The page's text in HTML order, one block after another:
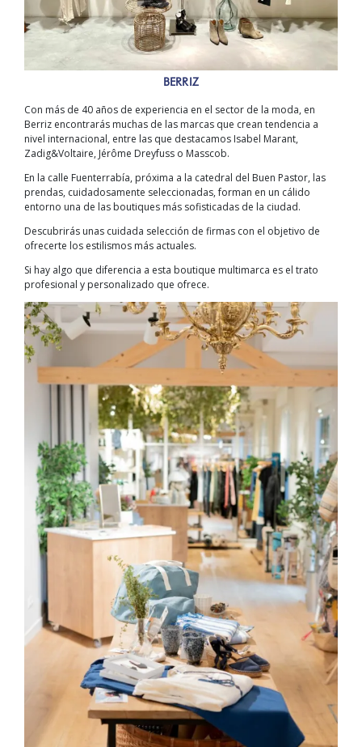
BERRIZ
Con más de 40 años de experiencia en el sector de la moda, en
Berriz encontrarás muchas de las marcas que crean tendencia a
nivel internacional, entre las que destacamos Isabel Marant,
Zadig&Voltaire, Jérôme Dreyfuss o Masscob.
En la calle Fuenterrabía, próxima a la catedral del Buen Pastor, las
prendas, cuidadosamente seleccionadas, forman en un cálido
entorno una de las boutiques más sofisticadas de la ciudad.
Descubrirás unas cuidada selección de firmas con el objetivo de
ofrecerte los estilismos más actuales.
Si hay algo que diferencia a esta boutique multimarca es el trato
profesional y personalizado que ofrece.